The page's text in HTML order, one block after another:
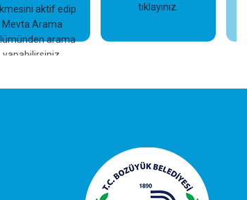
aktif edip
Mevta Arama
arama
yapabilirsiniz.
İncele
tıklayınız.